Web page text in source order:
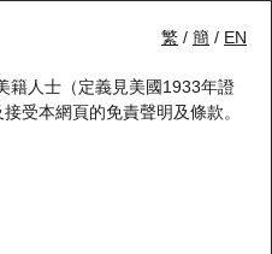
繁 / 簡 / EN
籍人士（定義見美國1933年證
受本網頁的免責聲明及條款。
道瓊斯指數